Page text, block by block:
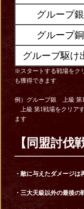
グループ銀
グループ銅
グループ駆け
※スタートする戦場をク
も獲得できます
例）グループ銀 上級 第
上級 第1戦場をクリア
ます
【同盟討伐
・敵に与えたダメージは
・三大天級以外の最後の